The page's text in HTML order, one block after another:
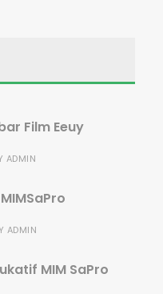
Film Eeuy
ADMIN
ADMIN
MIM SaPro